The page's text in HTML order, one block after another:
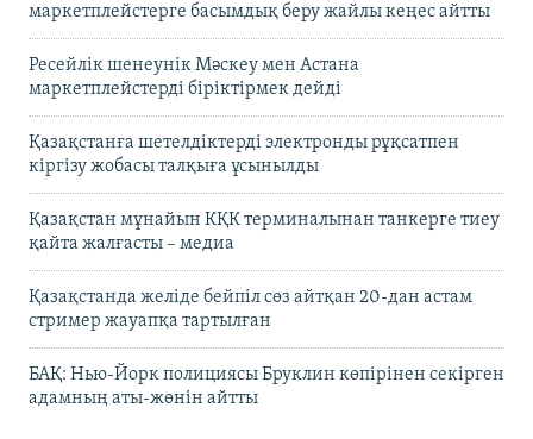
маркетплейстерге басымдық беру жайлы кеңес айтты
Ресейлік шенеунік Мәскеу мен Астана
маркетплейстерді біріктірмек дейді
Қазақстанға шетелдіктерді электронды рұқсатпен
кіргізу жобасы талқыға ұсынылды
Қазақстан мұнайын КҚК терминалынан танкерге тиеу
қайта жалғасты – медиа
Қазақстанда желіде бейпіл сөз айтқан 20-дан астам
стример жауапқа тартылған
БАҚ: Нью-Йорк полициясы Бруклин көпірінен секірген
адамның аты-жөнін айтты